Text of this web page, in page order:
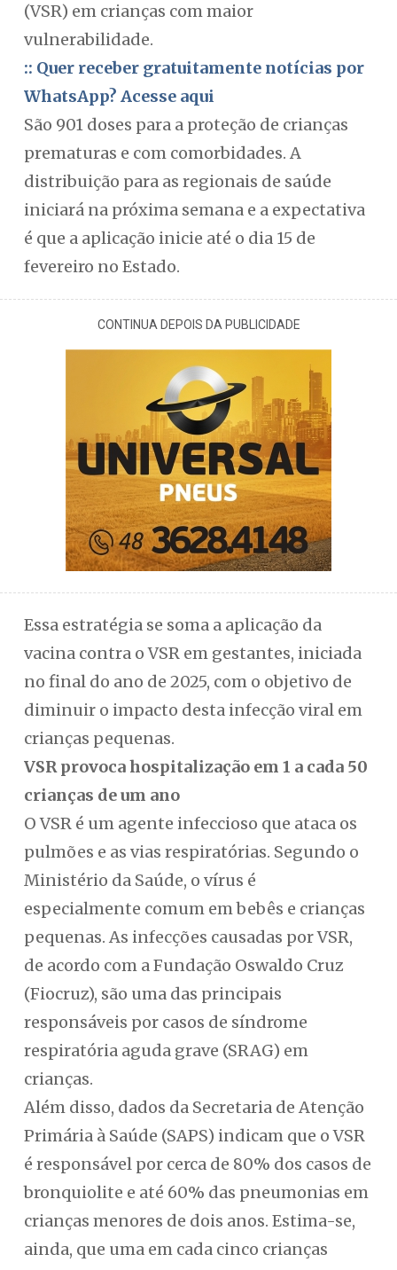
(VSR) em crianças com maior
vulnerabilidade.
:: Quer receber gratuitamente notícias por
WhatsApp? Acesse aqui
São 901 doses para a proteção de crianças
prematuras e com comorbidades. A
distribuição para as regionais de saúde
iniciará na próxima semana e a expectativa
é que a aplicação inicie até o dia 15 de
fevereiro no Estado.
CONTINUA DEPOIS DA PUBLICIDADE
Essa estratégia se soma a aplicação da
vacina contra o VSR em gestantes, iniciada
no final do ano de 2025, com o objetivo de
diminuir o impacto desta infecção viral em
crianças pequenas.
VSR provoca hospitalização em 1 a cada 50
crianças de um ano
O VSR é um agente infeccioso que ataca os
pulmões e as vias respiratórias. Segundo o
Ministério da Saúde, o vírus é
especialmente comum em bebês e crianças
pequenas. As infecções causadas por VSR,
de acordo com a Fundação Oswaldo Cruz
(Fiocruz), são uma das principais
responsáveis por casos de síndrome
respiratória aguda grave (SRAG) em
crianças.
Além disso, dados da Secretaria de Atenção
Primária à Saúde (SAPS) indicam que o VSR
é responsável por cerca de 80% dos casos de
bronquiolite e até 60% das pneumonias em
crianças menores de dois anos. Estima-se,
ainda, que uma em cada cinco crianças